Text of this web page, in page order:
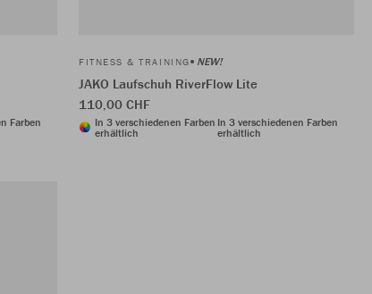
Farben
FITNESS & TRAINING NEW!
JAKO Laufschuh RiverFlow Lite
110,00 CHF
In 3 verschiedenen Farben
erhältlich
In 3 verschiedenen Farben
erhältlich